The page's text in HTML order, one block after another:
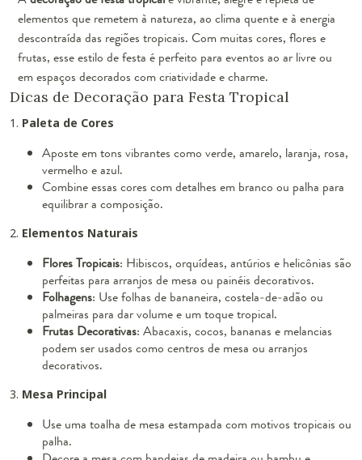
elementos que remetem à natureza, ao clima quente e à energia
descontraída das regiões tropicais. Com muitas cores, flores e
frutas, esse estilo de festa é perfeito para eventos ao ar livre ou
em espaços decorados com criatividade e charme.
Dicas de Decoração para Festa Tropical
1. Paleta de Cores
Aposte em tons vibrantes como verde, amarelo, laranja, rosa,
vermelho e azul.
Combine essas cores com detalhes em branco ou palha para
equilibrar a composição.
2. Elementos Naturais
Flores Tropicais: Hibiscos, orquídeas, antúrios e helicônias são
perfeitas para arranjos de mesa ou painéis decorativos.
Folhagens: Use folhas de bananeira, costela-de-adão ou
palmeiras para dar volume e um toque tropical.
Frutas Decorativas: Abacaxis, cocos, bananas e melancias
podem ser usados como centros de mesa ou arranjos
decorativos.
3. Mesa Principal
Use uma toalha de mesa estampada com motivos tropicais ou
palha.